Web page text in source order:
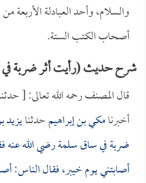
والسلام، وأحد العبادلة الأربعة
أصحاب الكتب الستة.
شرح حديث (رأيت أثر ضربة
قال المصنف رحمه الله تعالى: [
أخبرنامكي بن إبراهيمحدثنايزيد
ضربة في ساقسلمةرضي الله
أصابتني يوم خيبر، فقال الناس: